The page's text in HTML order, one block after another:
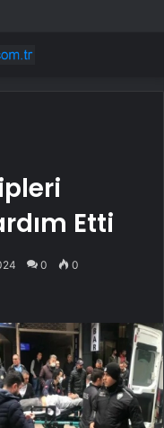
ile rekabete giriyor
Etti
0 0